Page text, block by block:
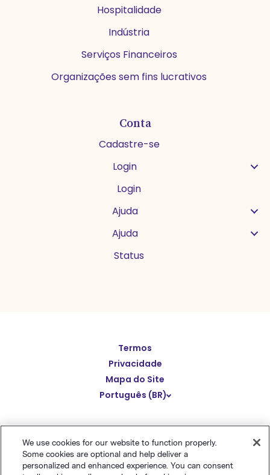
Hospitalidade
Indústria
Serviços Financeiros
Organizações sem fins lucrativos
Conta
Cadastre-se
Login
Login
Ajuda
Ajuda
Status
Termos
Privacidade
Mapa do Site
Português (BR)
Español
Deutsch
繁體中文
日本語
Italiano
registered trademark ofPolaris Software, LLC
We use cookies for our website to function properly.
Some cookies are optional and help deliver a
personalized and enhanced experience. You can consent